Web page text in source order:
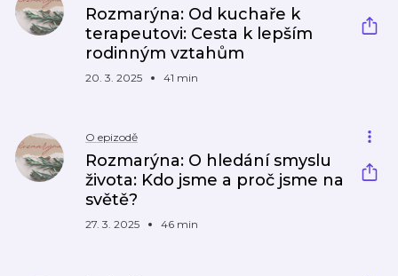
Rozmarýna: Od kuchaře k
terapeutovi: Cesta k lepším
rodinným vztahům
20. 3. 2025 41 min
O epizodě
Rozmarýna: O hledání smyslu
života: Kdo jsme a proč jsme na
světě?
27. 3. 2025 46 min